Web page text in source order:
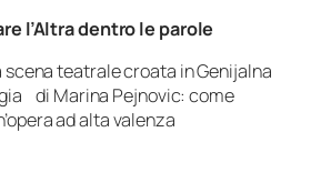
l’Altra dentro le parole
scena teatrale croata in Genijalna
di Marina Pejnovic: come
ad alta valenza